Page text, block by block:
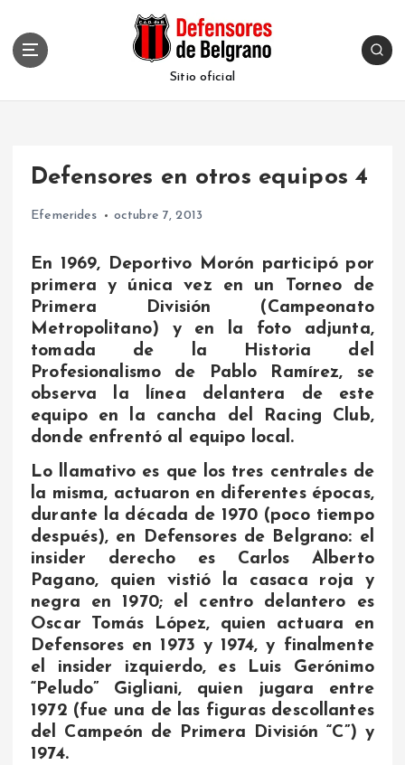
Sitio oficial
Defensores en otros equipos 4
Efemerides octubre 7, 2013
En 1969, Deportivo Morón participó por
primera y única vez en un Torneo de
Primera División (Campeonato
Metropolitano) y en la foto adjunta,
tomada de la Historia del
Profesionalismo de Pablo Ramírez, se
observa la línea delantera de este
equipo en la cancha del Racing Club,
donde enfrentó al equipo local.
Lo llamativo es que los tres centrales de
la misma, actuaron en diferentes épocas,
durante la década de 1970 (poco tiempo
después), en Defensores de Belgrano: el
insider derecho es Carlos Alberto
Pagano, quien vistió la casaca roja y
negra en 1970; el centro delantero es
Oscar Tomás López, quien actuara en
Defensores en 1973 y 1974, y finalmente
el insider izquierdo, es Luis Gerónimo
“Peludo” Gigliani, quien jugara entre
1972 (fue una de las figuras descollantes
del Campeón de Primera División “C”) y
1974.